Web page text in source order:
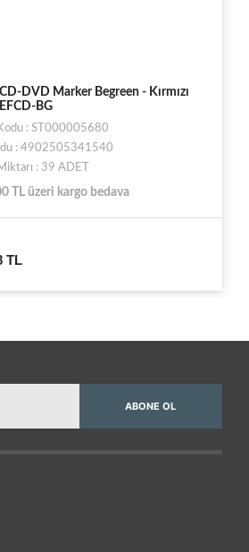
DVD Marker Begreen - Kırmızı
BG
: ST000005680
: 4902505341540
: 39 ADET
TL üzeri kargo bedava
TL
ABONE OL